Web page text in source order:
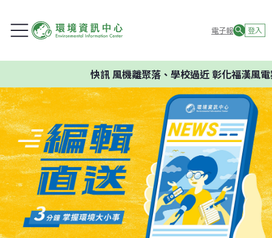
電子報 登入
快訊風機離聚落、學校過近 彰化福漢風電